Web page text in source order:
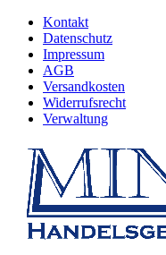
Kontakt
Datenschutz
Impressum
AGB
Versandkosten
Widerrufsrecht
Verwaltung